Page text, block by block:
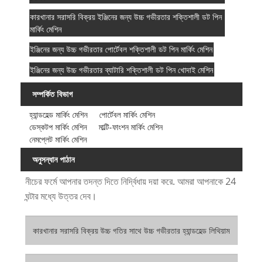
কারখানার সরাসরি বিক্রয় ইঞ্জিনের জন্য উচ্চ গভীরতার শক্তিশালী ডট পিন
মার্কিং মেশিন
ইঞ্জিনের জন্য উচ্চ গভীরতার পোর্টেবল শক্তিশালী ডট পিন মার্কিং মেশিন
ইঞ্জিনের জন্য উচ্চ গভীরতার ব্যাটারি শক্তিশালী ডট পিন খোদাই মেশিন
সম্পর্কিত বিভাগ
হ্যান্ডহেল্ড মার্কিং মেশিন
পোর্টেবল মার্কিং মেশিন
ডেস্কটপ মার্কিং মেশিন
মাল্টি-ফাংশন মার্কিং মেশিন
নেমপ্লেট মার্কিং মেশিন
অনুসন্ধান পাঠান
নীচের ফর্মে আপনার তদন্ত দিতে নির্দ্বিধায় দয়া করে. আমরা আপনাকে 24
ঘন্টার মধ্যে উত্তর দেব।